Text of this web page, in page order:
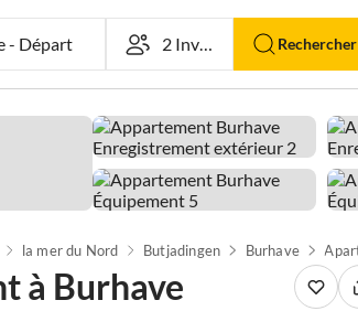
Départ Rechercher
la mer du Nord Butjadingen Burhave
à Burhave